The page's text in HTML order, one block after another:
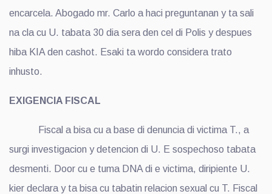
encarcela. Abogado mr. Carlo a haci preguntanan y ta sali
na cla cu U. tabata 30 dia sera den cel di Polis y despues
hiba KIA den cashot. Esaki ta wordo considera trato
inhusto.
EXIGENCIA FISCAL
Fiscal a bisa cu a base di denuncia di victima T., a
surgi investigacion y detencion di U. E sospechoso tabata
desmenti. Door cu e tuma DNA di e victima, diripiente U.
kier declara y ta bisa cu tabatin relacion sexual cu T. Fiscal